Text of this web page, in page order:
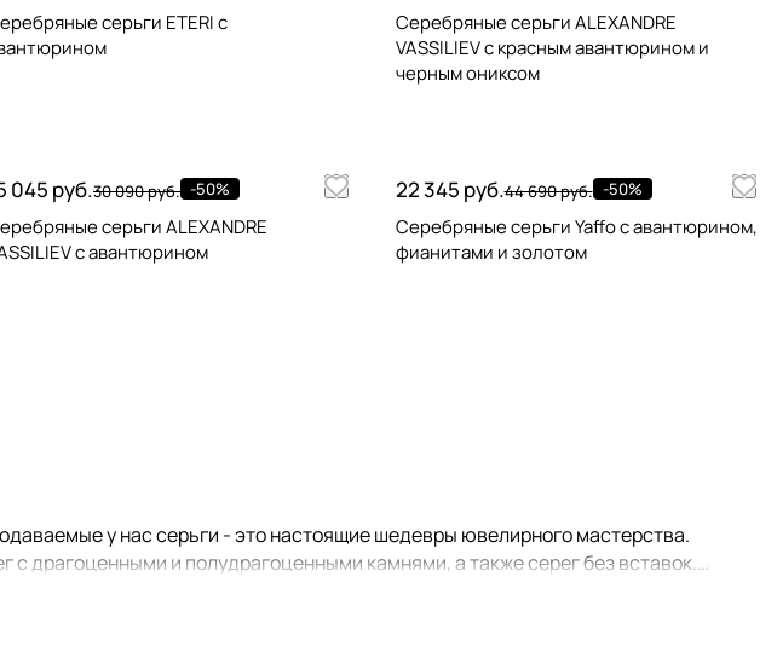
серьги ETERI с
Серебряные серьги ALEXANDRE
VASSILIEV с красным авантюрином и
черным ониксом
045 руб.30 090 руб. -50%
серьги ALEXANDRE
с авантюрином
22 345 руб.44 690 руб. -50%
Серебряные серьги Yaffo с авантюрином,
фианитами и золотом
у нас серьги - это настоящие шедевры ювелирного мастерства.
драгоценными и полудрагоценными камнями, а также серег без вставок.